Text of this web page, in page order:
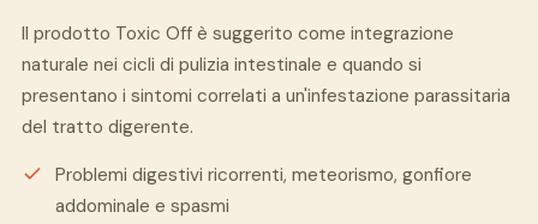
Il prodotto Toxic Off è suggerito come integrazione
naturale nei cicli di pulizia intestinale e quando si
presentano i sintomi correlati a un'infestazione parassitaria
del tratto digerente.
Problemi digestivi ricorrenti, meteorismo, gonfiore
addominale e spasmi